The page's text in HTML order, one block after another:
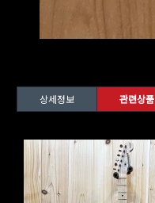
상세정보 관련상품